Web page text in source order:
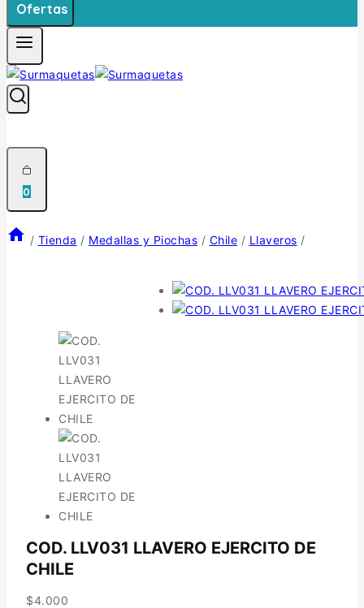
Ofertas
0
/ Tienda / Medallas y Piochas / Chile / Llaveros /
COD. LLV031 LLAVERO EJERCITO DE
CHILE
$4.000